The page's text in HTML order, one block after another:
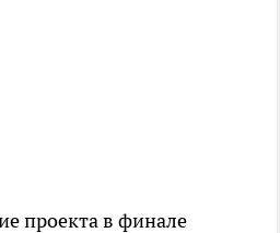
проекта в финале